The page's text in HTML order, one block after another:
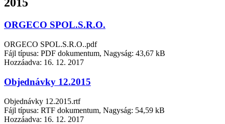
2015
ORGECO SPOL.S.R.O.
ORGECO SPOL.S.R.O..pdf
Fájl típusa: PDF dokumentum, Nagyság: 43,67 kB
Hozzáadva: 16. 12. 2017
Objednávky 12.2015
Objednávky 12.2015.rtf
Fájl típusa: RTF dokumentum, Nagyság: 54,59 kB
Hozzáadva: 16. 12. 2017